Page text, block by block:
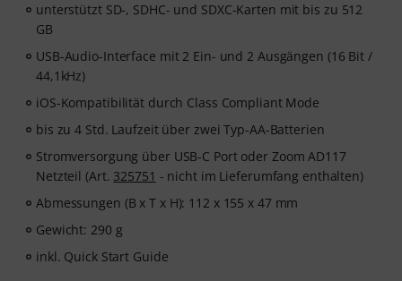
unterstützt SD-, SDHC- und SDXC-Karten mit bis zu 512
GB
USB-Audio-Interface mit 2 Ein- und 2 Ausgängen (16 Bit /
44,1kHz)
iOS-Kompatibilität durch Class Compliant Mode
bis zu 4 Std. Laufzeit über zwei Typ-AA-Batterien
Stromversorgung über USB-C Port oder Zoom AD117
Netzteil (Art. 325751 - nicht im Lieferumfang enthalten)
Abmessungen (B x T x H): 112 x 155 x 47 mm
Gewicht: 290 g
inkl. Quick Start Guide